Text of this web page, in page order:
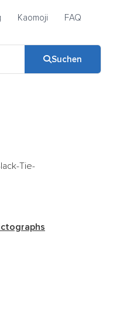
Kaomoji FAQ
Suchen
Tie-